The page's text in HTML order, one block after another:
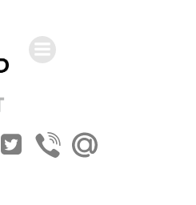
springen